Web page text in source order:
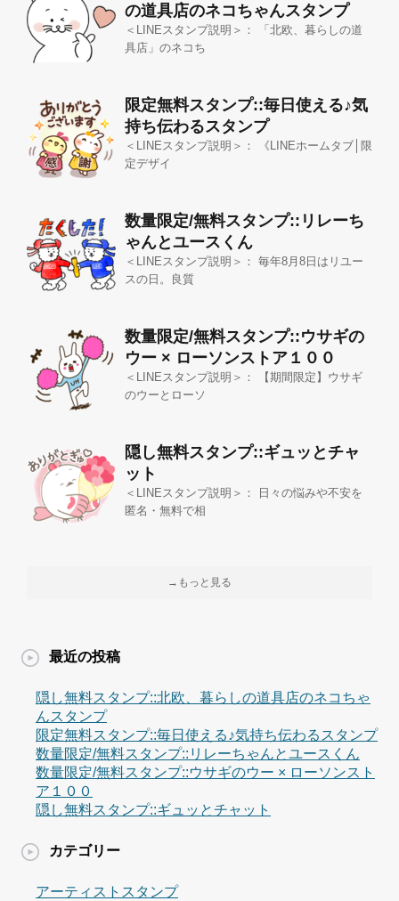
の道具店のネコちゃんスタンプ
＜LINEスタンプ説明＞： 「北欧、暮らしの道
具店」のネコち
限定無料スタンプ::毎日使える♪気
持ち伝わるスタンプ
＜LINEスタンプ説明＞： 《LINEホームタブ│限
定デザイ
数量限定/無料スタンプ::リレーち
ゃんとユースくん
＜LINEスタンプ説明＞： 毎年8月8日はリユー
スの日。良質
数量限定/無料スタンプ::ウサギの
ウー × ローソンストア１００
＜LINEスタンプ説明＞： 【期間限定】ウサギ
のウーとローソ
隠し無料スタンプ::ギュッとチャ
ット
＜LINEスタンプ説明＞： 日々の悩みや不安を
匿名・無料で相
→もっと見る
最近の投稿
隠し無料スタンプ::北欧、暮らしの道具店のネコちゃ
んスタンプ
限定無料スタンプ::毎日使える♪気持ち伝わるスタンプ
数量限定/無料スタンプ::リレーちゃんとユースくん
数量限定/無料スタンプ::ウサギのウー × ローソンスト
ア１００
隠し無料スタンプ::ギュッとチャット
カテゴリー
アーティストスタンプ